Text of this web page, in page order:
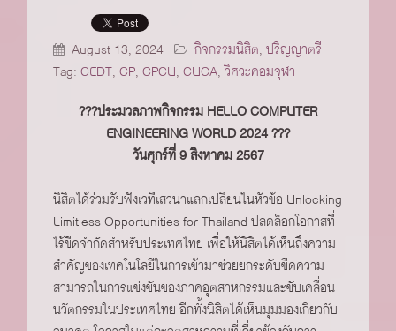
August 13, 2024 กิจกรรมนิสิต,ปริญญาตรี
Tag:CEDT,CP,CPCU,CUCA,วิศวะคอมจุฬา
???ประมวลภาพกิจกรรม HELLO COMPUTER
ENGINEERING WORLD 2024 ???
วันศุกร์ที่ 9 สิงหาคม 2567
นิสิตได้ร่วมรับฟังเวทีเสวนาแลกเปลี่ยนในหัวข้อ Unlocking
Limitless Opportunities for Thailand ปลดล็อกโอกาสที่
ไร้ขีดจำกัดสำหรับประเทศไทย เพื่อให้นิสิตได้เห็นถึงความ
สำคัญของเทคโนโลยีในการเข้ามาช่วยยกระดับขีดความ
สามารถในการแข่งขันของภาคอุตสาหกรรมและขับเคลื่อน
นวัตกรรมในประเทศไทย อีกทั้งนิสิตได้เห็นมุมมองเกี่ยวกับ